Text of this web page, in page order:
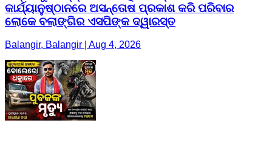
କାର୍ଯ୍ୟାନୁଷ୍ଠାନରେ ଅସନ୍ତୋଷ ପ୍ରକାଶ କରି ପରିବାର
ଲୋକେ ବଲାଙ୍ଗିର ଏସପିଙ୍କ ଦ୍ୱାରସ୍ତ
Balangir, Balangir | Aug 4, 2026